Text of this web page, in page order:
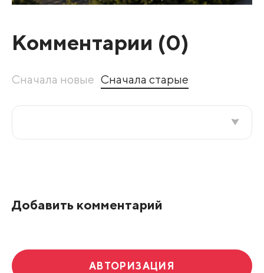
Комментарии (0)
Сначала новые Сначала старые
Добавить комментарий
АВТОРИЗАЦИЯ